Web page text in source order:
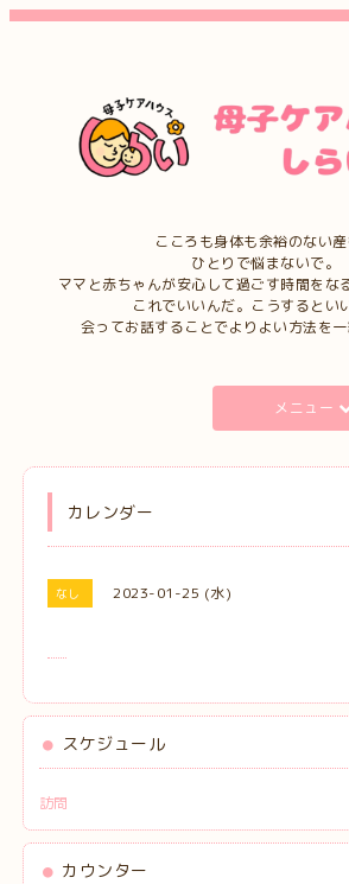
こころも身体も余裕のない産
ひとりで悩まないで。
ママと赤ちゃんが安心して過ごす時間をな
これでいいんだ。こうするとい
会ってお話することでよりよい方法を一
メニュー
カレンダー
なし 2023-01-25 (水)
スケジュール
訪問
カウンター